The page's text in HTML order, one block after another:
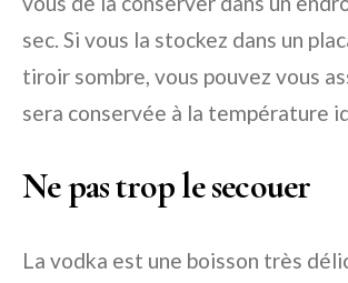
sec. Si vous la stockez dans un
tiroir sombre, vous pouvez vous
sera conservée à la température
Ne pas trop le secouer
La vodka est une boisson très